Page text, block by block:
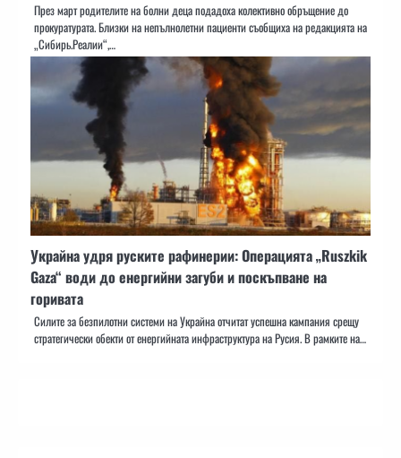
През март родителите на болни деца подадоха колективно обръщение до
прокуратурата. Близки на непълнолетни пациенти съобщиха на редакцията на
„Сибирь.Реалии“,…
Украйна удря руските рафинерии: Операцията „Ruszkik
Gaza“ води до енергийни загуби и поскъпване на
горивата
Силите за безпилотни системи на Украйна отчитат успешна кампания срещу
стратегически обекти от енергийната инфраструктура на Русия. В рамките на…